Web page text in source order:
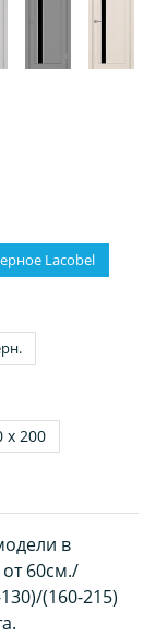
Lacobel
х 200
в
60см./
(160-215)